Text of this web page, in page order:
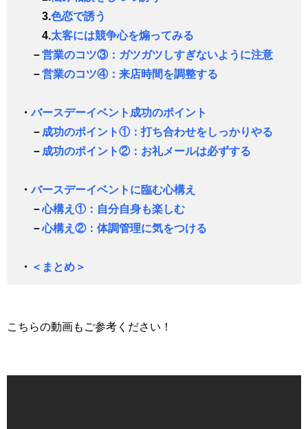
3.色恋で誘う
4.太客には競争心を煽ってみる
－営業のコツ③：ガツガツしすぎないように注意
－営業のコツ④：来店時間を調整する
・バースデーイベント成功のポイント
－ 成功のポイント①：打ち合わせをしっかりやる
－ 成功のポイント②：お礼メールは必ずする
・バースデーイベントに臨む心構え
－心構え①：自分自身も楽しむ
－心構え②：体調管理に気をつける
・ ＜まとめ＞
こちらの動画もご参考ください！